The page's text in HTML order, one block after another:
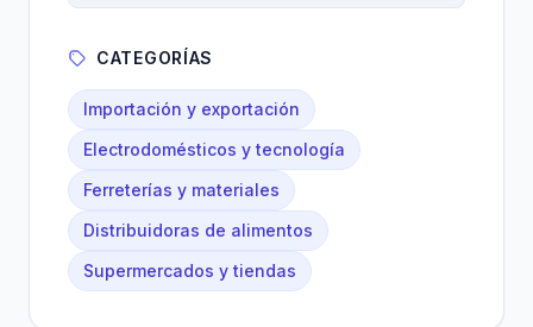
CATEGORÍAS
Importación y exportación
Electrodomésticos y tecnología
Ferreterías y materiales
Distribuidoras de alimentos
Supermercados y tiendas